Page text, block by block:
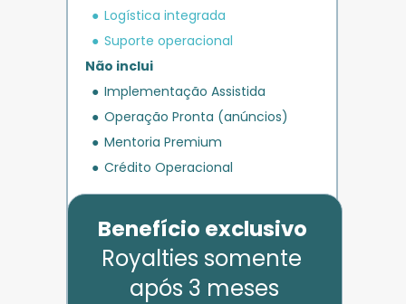
Logística integrada
Suporte operacional
Não inclui
Implementação Assistida
Operação Pronta (anúncios)
Mentoria Premium
Crédito Operacional
Royalties somente
após 3 meses
Benefício exclusivo